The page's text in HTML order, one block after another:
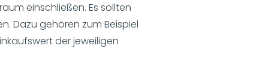
einschließen. Es sollten
Dazu gehören zum Beispiel
der jeweiligen